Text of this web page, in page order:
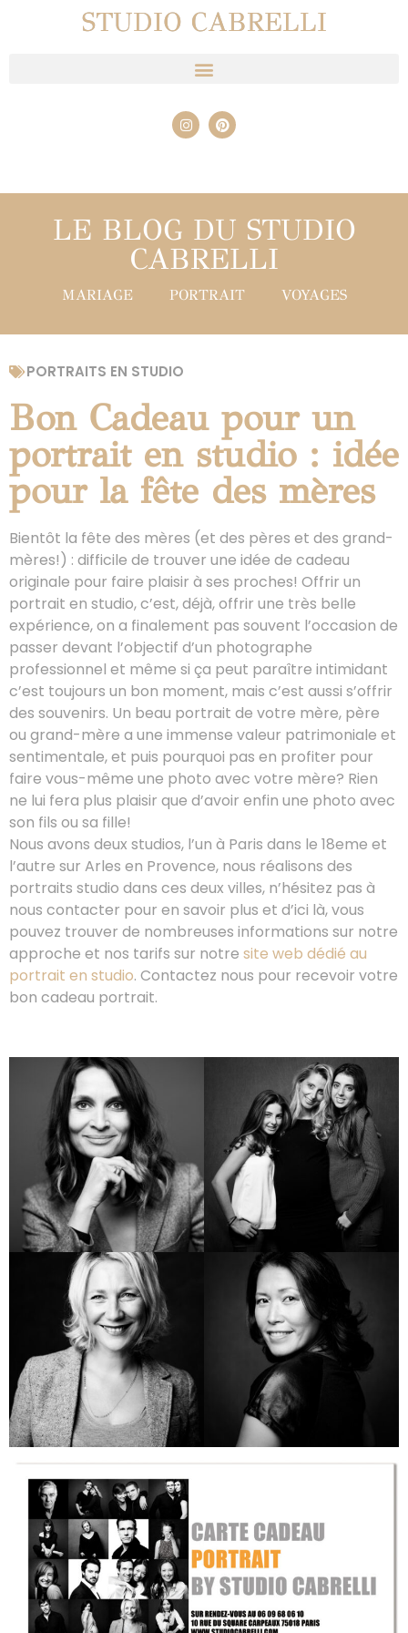
STUDIO CABRELLI
LE BLOG DU STUDIO
CABRELLI
MARIAGE PORTRAIT VOYAGES
PORTRAITS EN STUDIO
Bon Cadeau pour un
portrait en studio : idée
pour la fête des mères
Bientôt la fête des mères (et des pères et des grand-
mères!) : difficile de trouver une idée de cadeau
originale pour faire plaisir à ses proches! Offrir un
portrait en studio, c’est, déjà, offrir une très belle
expérience, on a finalement pas souvent l’occasion de
passer devant l’objectif d’un photographe
professionnel et même si ça peut paraître intimidant
c’est toujours un bon moment, mais c’est aussi s’offrir
des souvenirs. Un beau portrait de votre mère, père
ou grand-mère a une immense valeur patrimoniale et
sentimentale, et puis pourquoi pas en profiter pour
faire vous-même une photo avec votre mère? Rien
ne lui fera plus plaisir que d’avoir enfin une photo avec
son fils ou sa fille!
Nous avons deux studios, l’un à Paris dans le 18eme et
l’autre sur Arles en Provence, nous réalisons des
portraits studio dans ces deux villes, n’hésitez pas à
nous contacter pour en savoir plus et d’ici là, vous
pouvez trouver de nombreuses informations sur notre
approche et nos tarifs sur notre site web dédié au
portrait en studio. Contactez nous pour recevoir votre
bon cadeau portrait.